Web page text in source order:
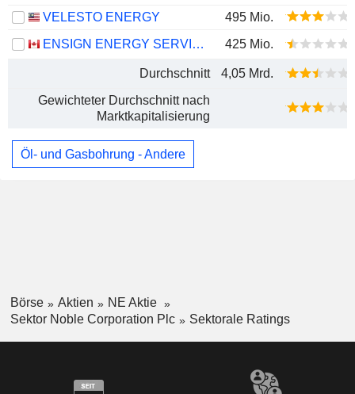
VELESTO ENERGY
495 Mio.
ENSIGN ENERGY SERVICES INC.
425 Mio.
Durchschnitt
4,05 Mrd.
Gewichteter Durchschnitt nach
Marktkapitalisierung
Öl- und Gasbohrung - Andere
Börse Aktien
NE Aktie
Sektor Noble Corporation Plc
Sektorale Ratings